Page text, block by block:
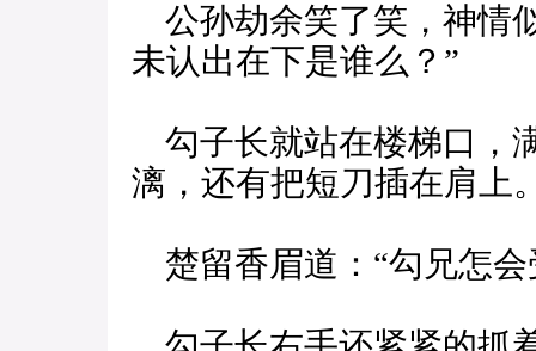
公孙劫余笑了笑，神情
未认出在下是谁么？”
勾子长就站在楼梯口，
漓，还有把短刀插在肩上
楚留香眉道：“勾兄怎会